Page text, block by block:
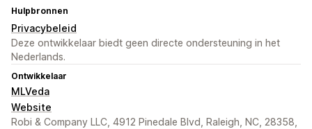
Hulpbronnen
Privacybeleid
Deze ontwikkelaar biedt geen directe ondersteuning in het
Nederlands.
Ontwikkelaar
MLVeda
Website
Robi & Company LLC, 4912 Pinedale Blvd, Raleigh, NC, 28358,